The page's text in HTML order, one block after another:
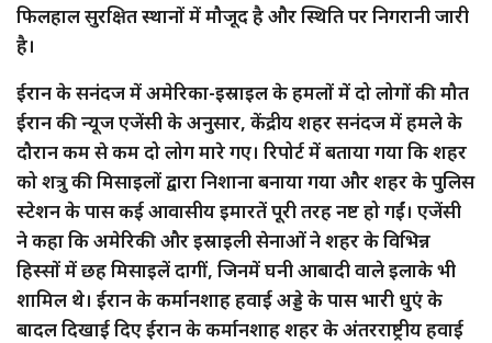
फिलहाल सुरक्षित स्थानों में मौजूद है और स्थिति पर निगरानी जारी
है।
ईरान के सनंदज में अमेरिका-इस्राइल के हमलों में दो लोगों की मौत
ईरान की न्यूज एजेंसी के अनुसार, केंद्रीय शहर सनंदज में हमले के
दौरान कम से कम दो लोग मारे गए। रिपोर्ट में बताया गया कि शहर
को शत्रु की मिसाइलों द्वारा निशाना बनाया गया और शहर के पुलिस
स्टेशन के पास कई आवासीय इमारतें पूरी तरह नष्ट हो गईं। एजेंसी
ने कहा कि अमेरिकी और इस्राइली सेनाओं ने शहर के विभिन्न
हिस्सों में छह मिसाइलें दागीं, जिनमें घनी आबादी वाले इलाके भी
शामिल थे। ईरान के कर्मानशाह हवाई अड्डे के पास भारी धुएं के
बादल दिखाई दिए ईरान के कर्मानशाह शहर के अंतरराष्ट्रीय हवाई